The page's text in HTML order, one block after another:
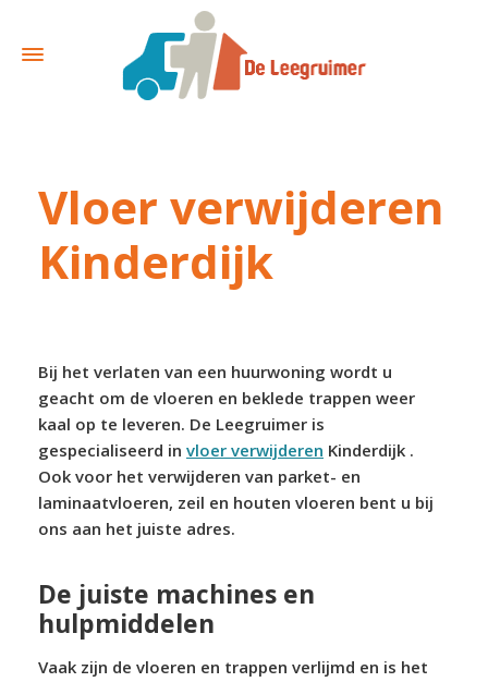
Vloer verwijderen
Kinderdijk
Bij het verlaten van een huurwoning wordt u
geacht om de vloeren en beklede trappen weer
kaal op te leveren. De Leegruimer is
gespecialiseerd in vloer verwijderen Kinderdijk .
Ook voor het verwijderen van parket- en
laminaatvloeren, zeil en houten vloeren bent u bij
ons aan het juiste adres.
De juiste machines en
hulpmiddelen
Vaak zijn de vloeren en trappen verlijmd en is het